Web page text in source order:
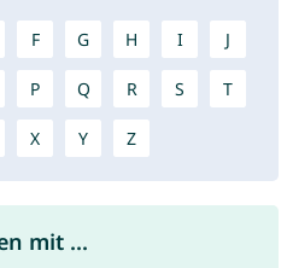
F G H I J
P Q R S T
X Y Z
mit ...